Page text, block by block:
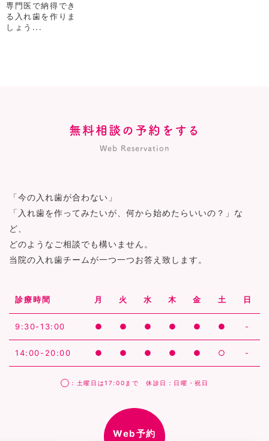
専門医で納得でき
る入れ歯を作りま
しょう...
無料相談の予約をする
Web Reservation
「今の入れ歯が合わない」
「入れ歯を作ってみたいが、何から始めたらいいの？」な
ど、
どのようなご相談でも構いません。
当院の入れ歯チームが一つ一つお答え致します。
診療時間 月 火 水 木 金 土 日
9:30-13:00 ● ● ● ● ● ● -
14:00-20:00 ● ● ● ● ● ○ -
◯：土曜日は17:00まで 休診日：日曜・祝日
Web予約